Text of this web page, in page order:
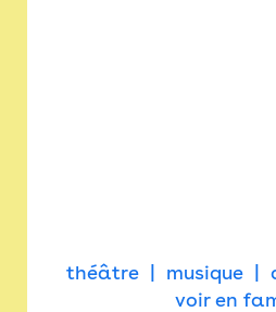
théâtre musique
voir en